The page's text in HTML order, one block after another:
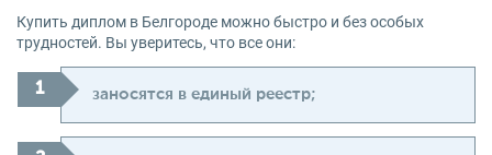
Купить диплом в Белгороде можно быстро и без особых
трудностей. Вы уверитесь, что все они:
заносятся в единый реестр;